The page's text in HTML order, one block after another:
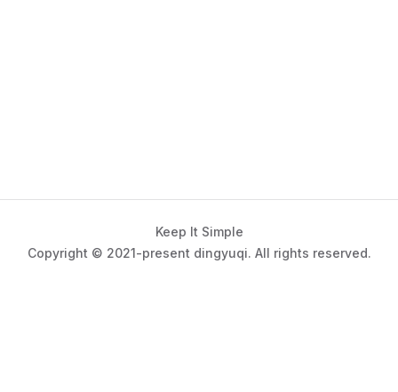
Keep It Simple
Copyright © 2021-present dingyuqi. All rights reserved.